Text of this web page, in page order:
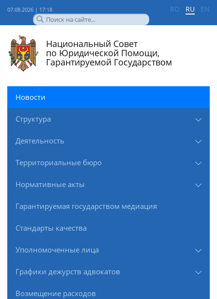
07.08.2026 | 17:18 RO RU EN
Национальный Совет
по Юридической Помощи,
Гарантируемой Государством
Новости
Структура
Деятельность
Территориальные бюро
Нормативные акты
Гарантируемая государством медиация
Стандарты качества
Уполномоченные лица
Графики дежурств адвокатов
Возмещение расходов